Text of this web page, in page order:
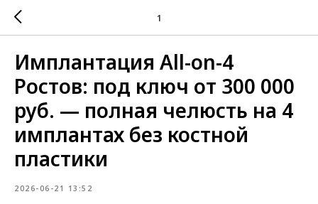
1
Имплантация All-on-4
Ростов: под ключ от 300 000
руб. — полная челюсть на 4
имплантах без костной
пластики
2026-06-21 13:52